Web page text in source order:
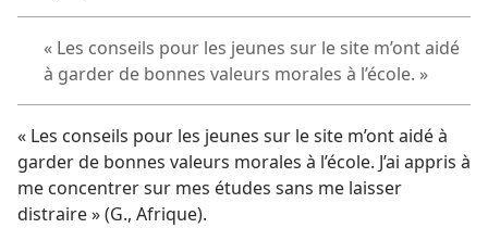
« Les conseils pour les jeunes sur le site m’ont aidé
à garder de bonnes valeurs morales à l’école. »
« Les conseils pour les jeunes sur le site m’ont aidé à
garder de bonnes valeurs morales à l’école. J’ai appris à
me concentrer sur mes études sans me laisser
distraire » (G., Afrique).